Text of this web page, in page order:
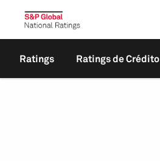
Ratings Ratings de Crédito